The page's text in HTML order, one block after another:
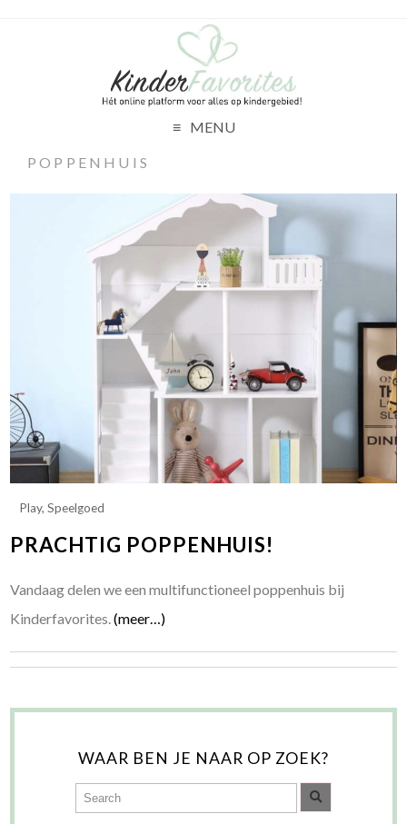
MENU
POPPENHUIS
Play,Speelgoed
PRACHTIG POPPENHUIS!
Vandaag delen we een multifunctioneel poppenhuis bij
Kinderfavorites.(meer…)
WAAR BEN JE NAAR OP ZOEK?